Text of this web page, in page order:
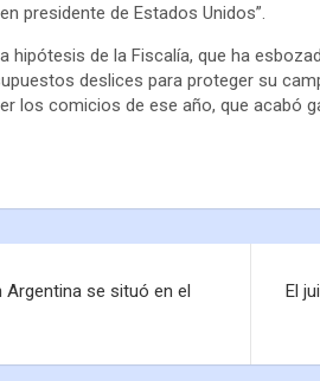
presidente de Estados Unidos”.
hipótesis de la Fiscalía, que ha
deslices para proteger su
los comicios de ese año, que acabó
Argentina se situó en el
El